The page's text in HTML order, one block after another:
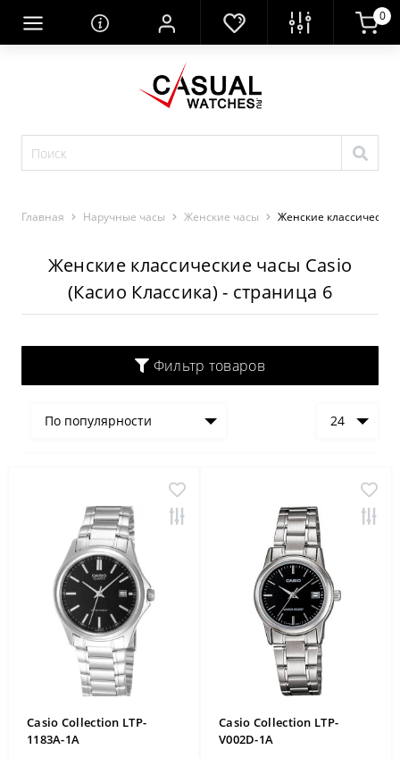
0
Главная Наручные часы Женские часы Женские
Женские классические часы Casio
(Касио Классика) - страница 6
Фильтр товаров
По популярности 24
Casio Collection LTP-
1183A-1A
Casio Collection LTP-
V002D-1A